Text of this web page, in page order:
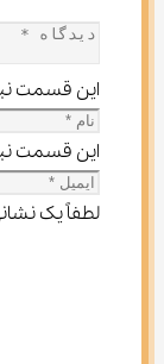
این قسمت
این قسمت
لطفاً یک